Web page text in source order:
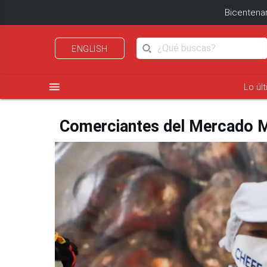
ENGLISH
menu Lo
Comerciantes del Mercado